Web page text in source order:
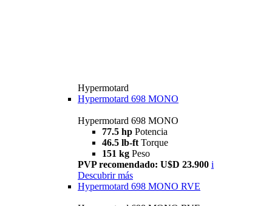
Hypermotard
Hypermotard 698 MONO
Hypermotard 698 MONO
77.5 hp Potencia
46.5 lb-ft Torque
151 kg Peso
PVP recomendado: U$D 23.900 i
Descubrir más
Hypermotard 698 MONO RVE